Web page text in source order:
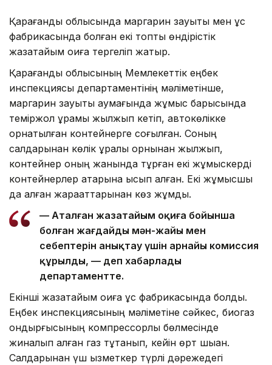
Қарағанды облысында маргарин зауыты мен құс
фабрикасында болған екі топтық өндірістік
жазатайым оқиға тергеліп жатыр.
Қарағанды облысының Мемлекеттік еңбек
инспекциясы департаментінің мәліметінше,
маргарин зауыты аумағында жұмыс барысында
теміржол құрамы жылжып кетіп, автокөлікке
орнатылған контейнерге соғылған. Соның
салдарынан көлік құралы орнынан жылжып,
контейнер оның жанында тұрған екі жұмыскерді
контейнерлер қатарына қысып қалған. Екі жұмысшы
да алған жарақаттарынан көз жұмды.
— Аталған жазатайым оқиға бойынша
болған жағдайдың мән-жайы мен
себептерін анықтау үшін арнайы комиссия
құрылды, — деп хабарлады
департаментте.
Екінші жазатайым оқиға құс фабрикасында болды.
Еңбек инспекциясының мәліметіне сәйкес, биогаз
қондырғысының компрессорлық бөлмесінде
жиналып қалған газ тұтанып, кейін өрт шыққан.
Салдарынан үш қызметкер түрлі дәрежедегі